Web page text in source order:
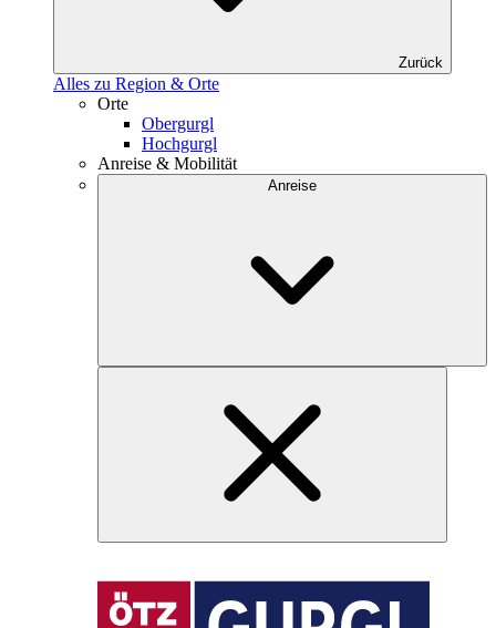
Zurück
Alles zu Region & Orte
Orte
Obergurgl
Hochgurgl
Anreise & Mobilität
Anreise